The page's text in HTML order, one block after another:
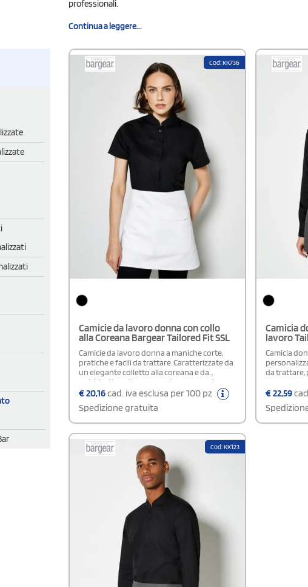
professionali.
Continua a leggere...
Cod: KK736
Camicie da lavoro donna con collo
alla Coreana Bargear Tailored Fit SSL
Camicie da lavoro donna a maniche corte,
pratiche e facili da trattare. Caratterizzate da
un elegante colletto alla coreana e da
un’abbottonatura nascosta con un solo
bottone visibile, hanno un design sagomato,
arricchito da pinces sul busto, che garantisce
una vestibilità femminile e confortevole. Gli
spacchetti laterali e la base leggermente
movimento e un tocco di stile. I bottoni sono
in tinta per un effetto armonioso e
curato.Certificazione: OEKO-TEX® standard
100 - OEKO-TEX® STeP - OEKO-TEX® Made in
Green - Sedex MemberDisponibile modello
€20,16cad. iva esclusa per 100 pz
Spedizione gratuita
Camicia
lavoro
Camicia
da trattare,
coreana
nascosta
sul busto
regolabili,
€22,59
Cod: KK123